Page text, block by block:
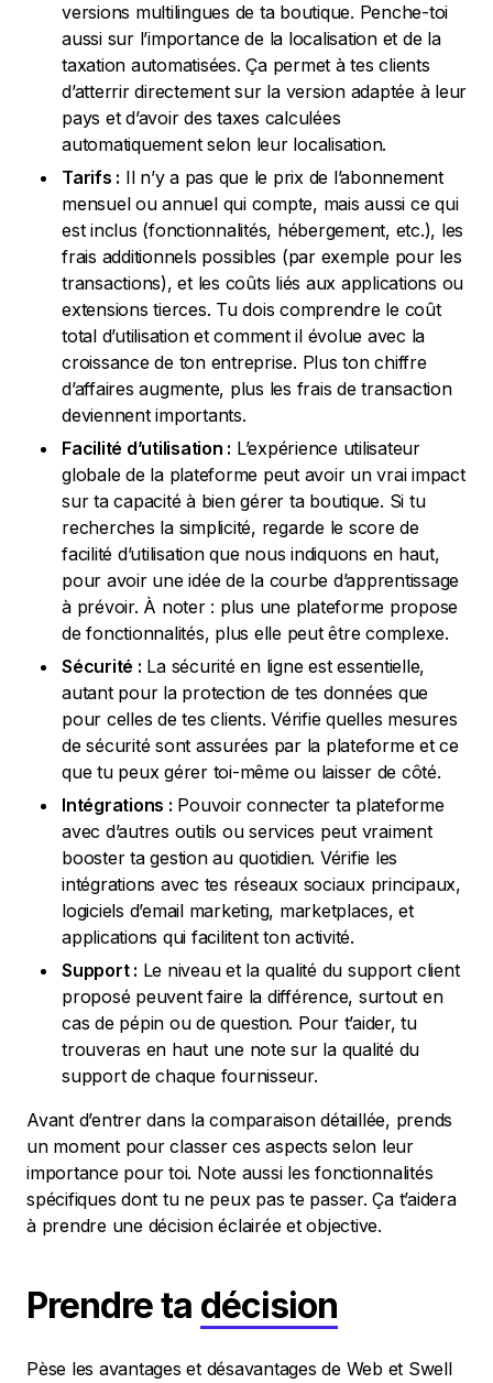
versions multilingues de ta boutique. Penche-toi
aussi sur l’importance de la localisation et de la
taxation automatisées. Ça permet à tes clients
d’atterrir directement sur la version adaptée à leur
pays et d’avoir des taxes calculées
automatiquement selon leur localisation.
Tarifs : Il n’y a pas que le prix de l’abonnement
mensuel ou annuel qui compte, mais aussi ce qui
est inclus (fonctionnalités, hébergement, etc.), les
frais additionnels possibles (par exemple pour les
transactions), et les coûts liés aux applications ou
extensions tierces. Tu dois comprendre le coût
total d’utilisation et comment il évolue avec la
croissance de ton entreprise. Plus ton chiffre
d’affaires augmente, plus les frais de transaction
deviennent importants.
Facilité d’utilisation : L’expérience utilisateur
globale de la plateforme peut avoir un vrai impact
sur ta capacité à bien gérer ta boutique. Si tu
recherches la simplicité, regarde le score de
facilité d’utilisation que nous indiquons en haut,
pour avoir une idée de la courbe d’apprentissage
à prévoir. À noter : plus une plateforme propose
de fonctionnalités, plus elle peut être complexe.
Sécurité : La sécurité en ligne est essentielle,
autant pour la protection de tes données que
pour celles de tes clients. Vérifie quelles mesures
de sécurité sont assurées par la plateforme et ce
que tu peux gérer toi-même ou laisser de côté.
Intégrations : Pouvoir connecter ta plateforme
avec d’autres outils ou services peut vraiment
booster ta gestion au quotidien. Vérifie les
intégrations avec tes réseaux sociaux principaux,
logiciels d’email marketing, marketplaces, et
applications qui facilitent ton activité.
Support : Le niveau et la qualité du support client
proposé peuvent faire la différence, surtout en
cas de pépin ou de question. Pour t’aider, tu
trouveras en haut une note sur la qualité du
support de chaque fournisseur.
Avant d’entrer dans la comparaison détaillée, prends
un moment pour classer ces aspects selon leur
importance pour toi. Note aussi les fonctionnalités
spécifiques dont tu ne peux pas te passer. Ça t’aidera
à prendre une décision éclairée et objective.
Prendre ta décision
Pèse les avantages et désavantages de Web et Swell